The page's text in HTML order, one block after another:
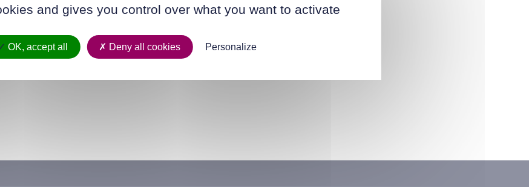
and gives you control over what you want to activate
OK, accept all Deny all cookies Personalize